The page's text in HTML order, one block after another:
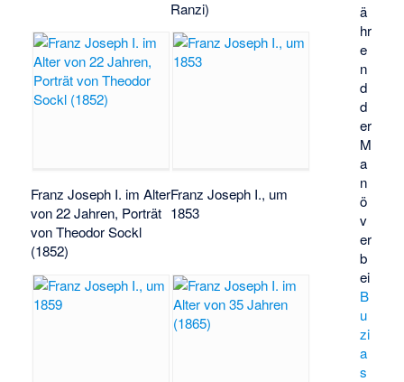
ä
hr
e
n
d
d
er
M
a
n
ö
v
er
b
ei
B
u
zi
a
s
Ranzi)
Franz Joseph I. im Alter
von 22 Jahren, Porträt
vonTheodor Sockl
(1852)
Franz Joseph I., um
1853